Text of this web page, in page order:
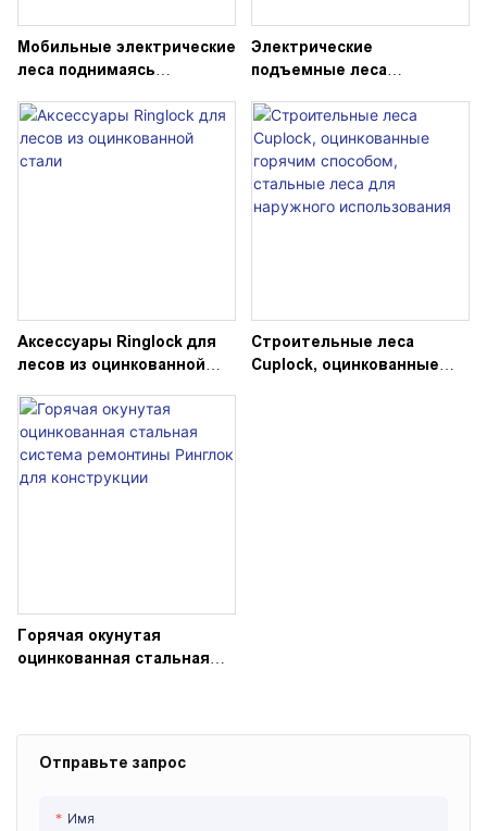
Отправьте запрос
Имя
Мобильные электрические
леса поднимаясь
ремонтина для
строительного здания 2-
10м 500кг
Электрические
подъемные леса
управления ремонтины
для украшения
собственной личности
дома
Аксессуары Ringlock для
лесов из оцинкованной
Строительные леса
Cuplock, оцинкованные
Горячая окунутая
оцинкованная стальная